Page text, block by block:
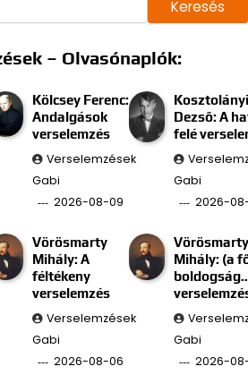
Keresés
– Olvasónaplók:
Kölcsey Ferenc:
Andalgások
verselemzés
Verselemzések
Gabi
2026-08-09
Kosztolányi
Dezső: A
felé
Gabi
2026-
Vörösmarty
Mihály: A
féltékeny
verselemzés
Verselemzések
Gabi
2026-08-06
Vörösmarty
Mihály: (a
Gabi
2026-